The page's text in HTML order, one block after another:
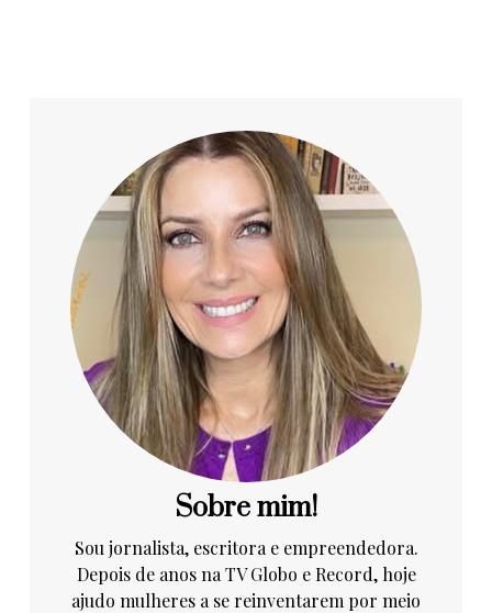
Sobre mim!
Sou jornalista, escritora e empreendedora.
Depois de anos na TV Globo e Record, hoje
ajudo mulheres a se reinventarem por meio